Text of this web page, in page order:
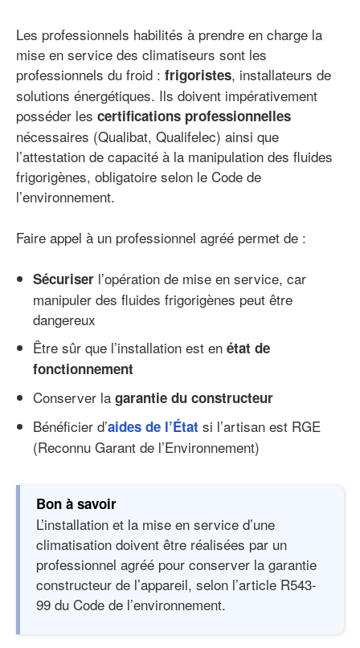
Les professionnels habilités à prendre en charge la
mise en service des climatiseurs sont les
professionnels du froid : frigoristes, installateurs de
solutions énergétiques. Ils doivent impérativement
posséder les certifications professionnelles
nécessaires (Qualibat, Qualifelec) ainsi que
l’attestation de capacité à la manipulation des fluides
frigorigènes, obligatoire selon le Code de
l’environnement.
Faire appel à un professionnel agréé permet de :
Sécuriser l’opération de mise en service, car
manipuler des fluides frigorigènes peut être
dangereux
Être sûr que l’installation est en état de
fonctionnement
Conserver la garantie du constructeur
Bénéficier d’aides de l’État si l’artisan est RGE
(Reconnu Garant de l’Environnement)
Bon à savoir
L’installation et la mise en service d’une
climatisation doivent être réalisées par un
professionnel agréé pour conserver la garantie
constructeur de l’appareil, selon l’article R543-
99 du Code de l’environnement.